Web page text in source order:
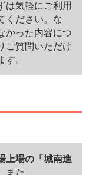
は気軽にご利用
ください。な
かった内容につ
ご質問いただけ
。
上場の「城南進
また